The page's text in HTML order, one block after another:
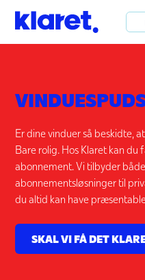
Er dine vinduer så beskidte,
Bare rolig. Hos Klaret kan du
abonnement. Vi tilbyder
abonnementsløsninger til
du altid kan have
SKAL VI FÅ DET